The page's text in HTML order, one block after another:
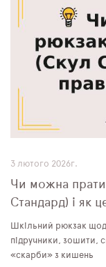
3 лютого 2026г.
Чи можна
Стандард) і як
Шкільний рюкзак
підручники, зошити,
«скарби» з кишень